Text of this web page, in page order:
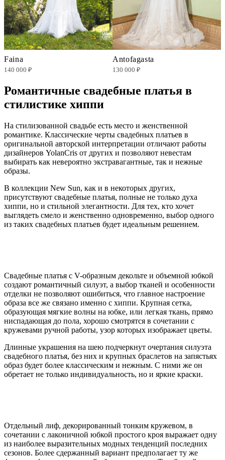
Faina
140 000 ₽
Antofagasta
130 000 ₽
Романтичные свадебные платья в
стилистике хиппи
На стилизованной свадьбе есть место и женственной
романтике. Классические черты свадебных платьев в
оригинальной авторской интерпретации отличают работы
дизайнеров YolanCris от других и позволяют невестам
выбирать как невероятно экстравагантные, так и нежные
образы.
В коллекции New Sun, как и в некоторых других,
присутствуют свадебные платья, полные не только духа
хиппи, но и стильной элегантности. Для тех, кто хочет
выглядеть смело и женственно одновременно, выбор одного
из таких свадебных платьев будет идеальным решением.
Свадебные платья с V-образным декольте и объемной юбкой
создают романтичный силуэт, а выбор тканей и особенности
отделки не позволяют ошибиться, что главное настроение
образа все же связано именно с хиппи. Крупная сетка,
образующая мягкие волны на юбке, или легкая ткань, прямо
ниспадающая до пола, хорошо смотрятся в сочетании с
кружевами ручной работы, узор которых изображает цветы.
Длинные украшения на шею подчеркнут очертания силуэта
свадебного платья, без них и крупных браслетов на запястьях
образ будет более классическим и нежным. С ними же он
обретает не только индивидуальность, но и яркие краски.
Отдельный лиф, декорированный тонким кружевом, в
сочетании с лаконичной юбкой простого кроя выражает одну
из наиболее выразительных модных тенденций последних
сезонов. Более сдержанный вариант предполагает ту же